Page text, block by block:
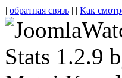
| обратная связь | | Как